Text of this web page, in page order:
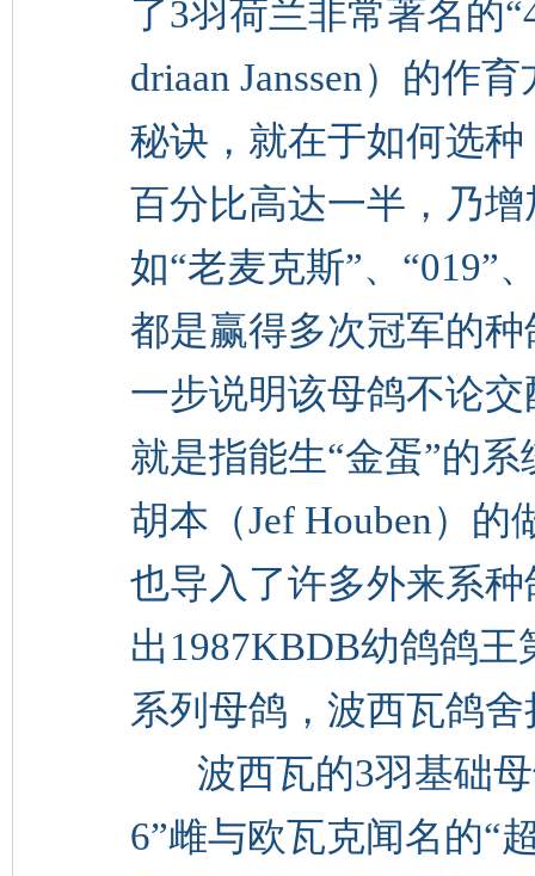
了3羽荷兰非常著名的
driaan Janssen）的作
秘诀，就在于如何选
百分比高达一半，乃
如“老麦克斯”、“019”
都是赢得多次冠军的
一步说明该母鸽不论
就是指能生“金蛋”的
胡本（Jef Houben）
也导入了许多外来系
出1987KBDB幼鸽鸽
系列母鸽，波西瓦鸽
波西瓦的3羽基础母
6”雌与欧瓦克闻名的“